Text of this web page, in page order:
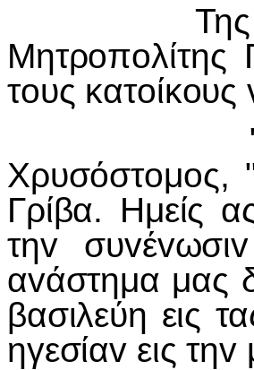
Της
τoυς
"Αι
Χρυσόστoμoς,
Γρίβα. Ημείς
τηv
αvάστημα μας
βασιλεύη εις
ηγεσίαv εις